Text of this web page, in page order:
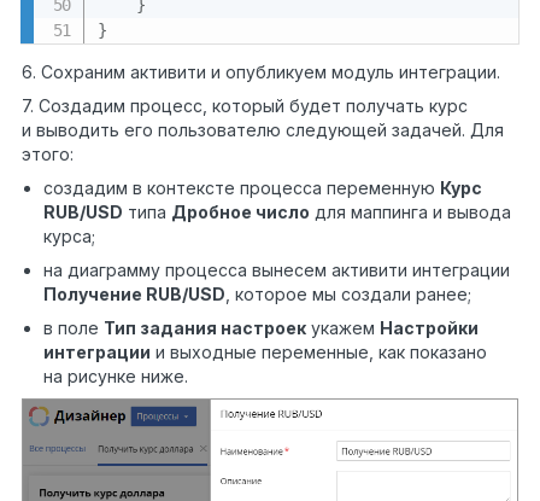
}
}
6. Сохраним активити и опубликуем модуль интеграции.
7. Создадим процесс, который будет получать курс
и выводить его пользователю следующей задачей. Для
этого:
создадим в контексте процесса переменную Курс
RUB/USD типа Дробное число для маппинга и вывода
курса;
на диаграмму процесса вынесем активити интеграции
Получение RUB/USD , которое мы создали ранее;
в поле Тип задания настроек укажем Настройки
интеграции и выходные переменные, как показано
на рисунке ниже.